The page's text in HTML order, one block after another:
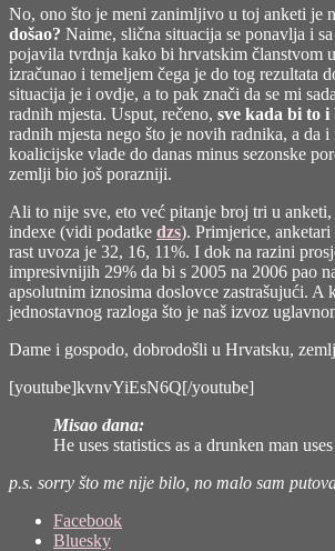
No, ono što je meni zanimljivo u toj anketi je
došao? Naime, slična situacija se ponavlja i sa
pojavila tvrdnja kako bi hrvatskim
izračunao i temeljem čega je do tog rezultata
situacija je i ovdje, a to pak znači da se mi
radnih mjesta. Usput, rečeno, sve kada bi to i
radnih mjesta nego što je novih radnika, a da
koalicijske vlade do danas minus sezonske
zemlji bio još porazniji.
Ali to nije sve, eto već pitanje broj tri u
indexe (vidi podatke dzs). Primjerice,
rast uvoza je 32, 16, 11%. I dok na razini
impresivnijih 29% da bi s 2005 na 2006 pao
apsolutnim iznosima doslovce zastrašujući.
jednostavnog razloga što je naš izvoz
Dame i gospodo, dobrodošli u Hrvatsku,
[youtube]kvnvYiEsN6Q[/youtube]
Misao dana:
He uses statistics as a drunken man
p.s. sorry što me nije bilo, no malo sam
Share
Facebook
Bluesky